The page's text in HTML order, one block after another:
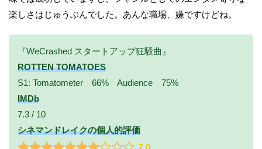
楽しさはじゅうぶんでした。あんな職場、嫌ですけどね。
『WeCrashed スタートアップ狂騒曲』
ROTTEN TOMATOES
S1: Tomatometer 66% Audience 75%
IMDb
7.3 / 10
シネマンドレイクの個人的評価